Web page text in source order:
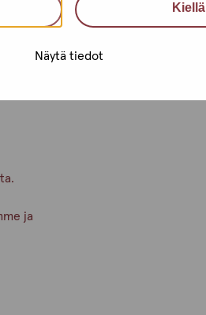
Kiellä
Näytä tiedot
suoraan
ja